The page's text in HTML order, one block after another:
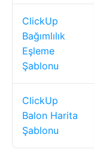
ClickUp
Bağımlılık
Eşleme
Şablonu
ClickUp
Balon Harita
Şablonu